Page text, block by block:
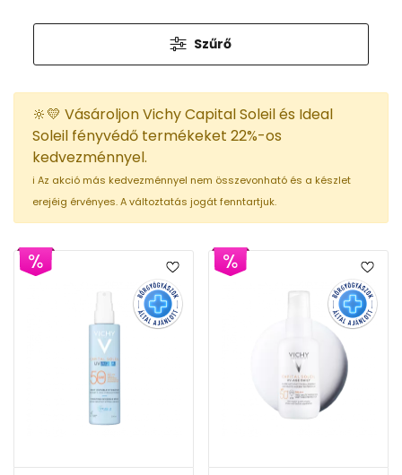
Szűrő
🔆💛 Vásároljon Vichy Capital Soleil és Ideal
Soleil fényvédő termékeket 22%-os
kedvezménnyel.
ℹ️ Az akció más kedvezménnyel nem összevonható és a készlet
erejéig érvényes. A változtatás jogát fenntartjuk.